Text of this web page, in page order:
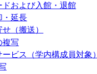
ドおよび入館・退館
・延長
（搬送）
複写
ビス（学内構成員対象）